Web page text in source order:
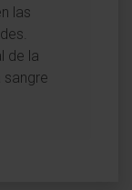
las
de la
sangre